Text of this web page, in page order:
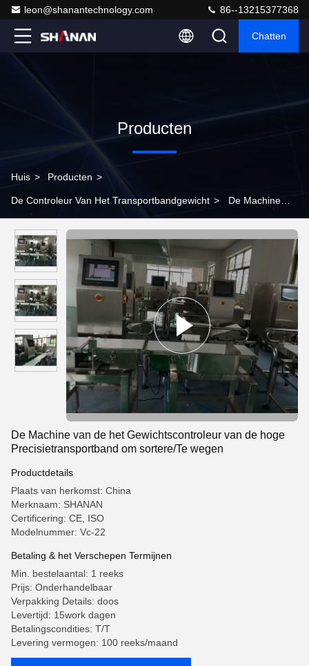
leon@shanantechnology.com 86--13215377368
Chatten
Producten
Huis > Producten >
De Controleur Van Het Transportbandgewicht > De Machine
Precisietransportband om sortere/Te wegen
De Machine van de het Gewichtscontroleur van de hoge
Precisietransportband om sortere/Te wegen
Productdetails
Plaats van herkomst: China
Merknaam: SHANAN
Certificering: CE, ISO
Modelnummer: Vc-22
Betaling & het Verschepen Termijnen
Min. bestelaantal: 1 reeks
Prijs: Onderhandelbaar
Verpakking Details: doos
Levertijd: 15work dagen
Betalingscondities: T/T
Levering vermogen: 100 reeks/maand